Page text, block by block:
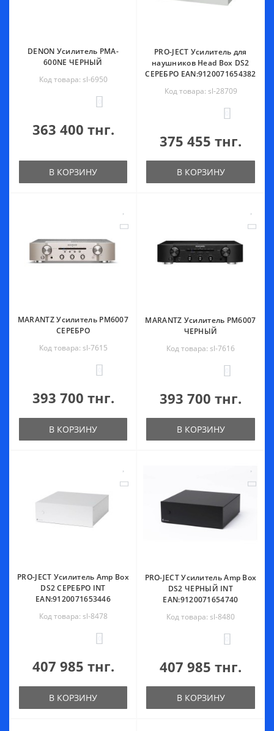
DENON Усилитель PMA-
600NE ЧЕРНЫЙ
Код товара: sl-6950
363 400 тнг.
В КОРЗИНУ
PRO-JECT Усилитель для
наушников Head Box DS2
СЕРЕБРО EAN:9120071654382
Код товара: sl-28709
375 455 тнг.
В КОРЗИНУ
MARANTZ Усилитель PM6007
СЕРЕБРО
Код товара: sl-7615
393 700 тнг.
В КОРЗИНУ
MARANTZ Усилитель PM6007
ЧЕРНЫЙ
Код товара: sl-7616
393 700 тнг.
В КОРЗИНУ
PRO-JECT Усилитель Amp Box
DS2 СЕРЕБРО INT
EAN:9120071653446
Код товара: sl-8478
407 985 тнг.
В КОРЗИНУ
PRO-JECT Усилитель Amp Box
DS2 ЧЕРНЫЙ INT
EAN:9120071654740
Код товара: sl-8480
407 985 тнг.
В КОРЗИНУ